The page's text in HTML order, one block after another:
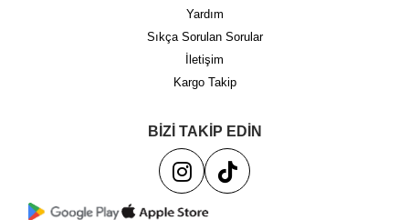
Yardım
Sıkça Sorulan Sorular
İletişim
Kargo Takip
BİZİ TAKİP EDİN